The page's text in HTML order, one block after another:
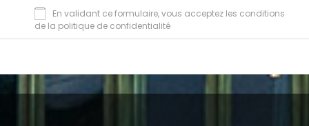
En validant ce formulaire, vous acceptez les conditions
de la politique de confidentialité